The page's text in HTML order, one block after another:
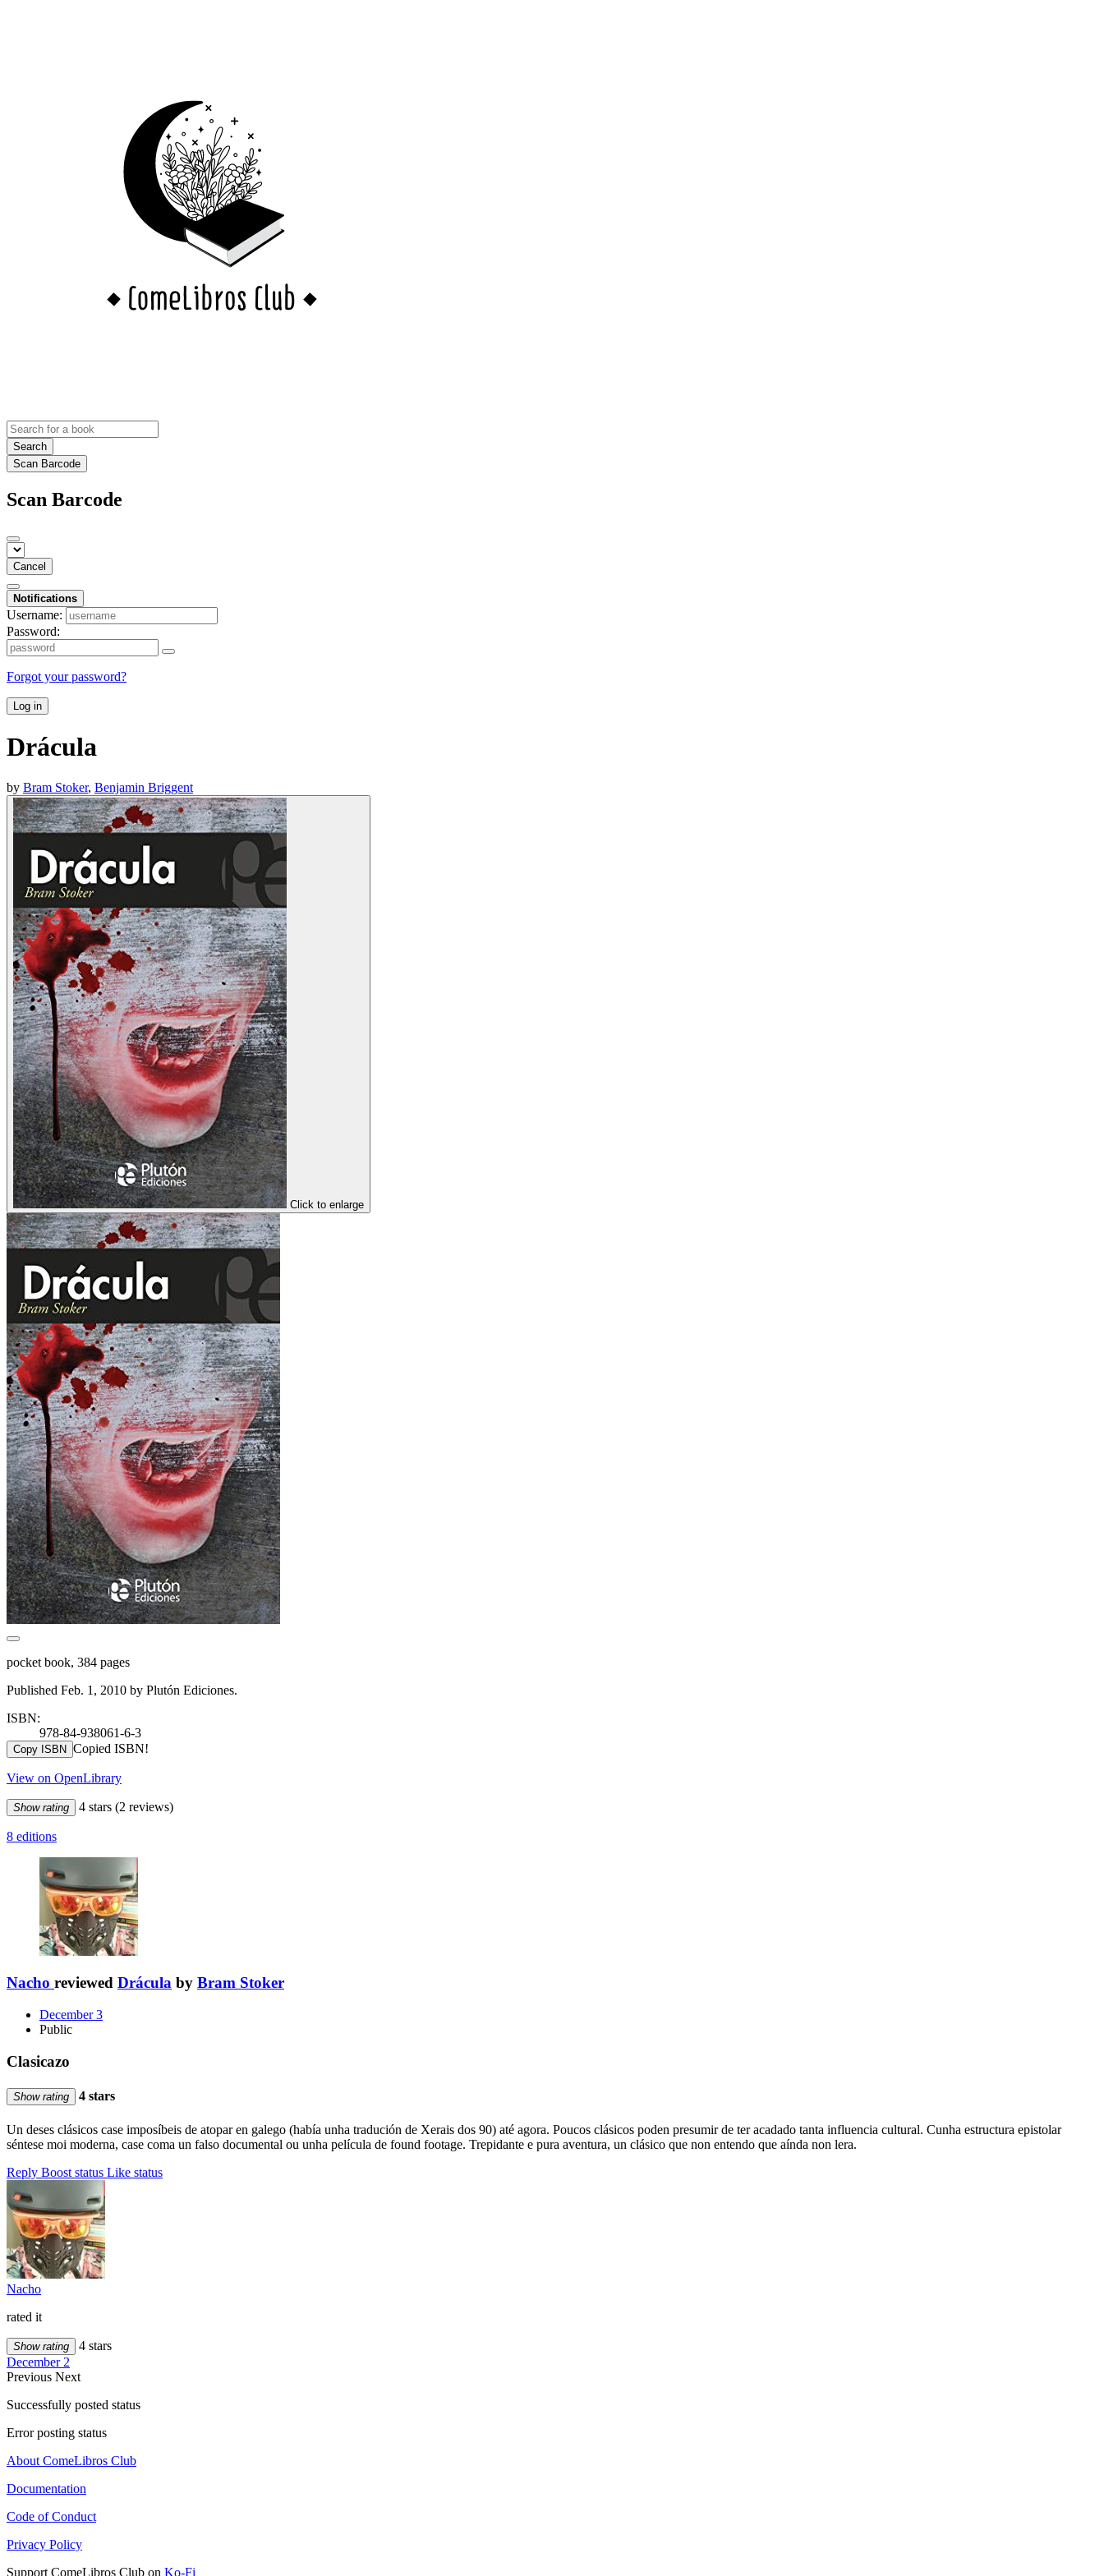
Search
Scan Barcode
Scan Barcode
Cancel
Notifications
Username:
Password:
Forgot your password?
Log in
Drácula
by Bram Stoker, Benjamin Briggent
Click to enlarge
pocket book, 384 pages
Published Feb. 1, 2010 by Plutón Ediciones.
ISBN:
978-84-938061-6-3
Copy ISBN Copied ISBN!
View on OpenLibrary
Show rating 4 stars (2 reviews)
8 editions
Nacho reviewed Drácula by Bram Stoker
December 3
Public
Clasicazo
Show rating 4 stars
Un deses clásicos case imposíbeis de atopar en galego (había unha tradución de Xerais dos 90) até agora. Poucos clásicos poden presumir de ter acadado tanta influencia cultural. Cunha estructura epistolar
séntese moi moderna, case coma un falso documental ou unha película de found footage. Trepidante e pura aventura, un clásico que non entendo que aínda non lera.
Reply Boost status Like status
Nacho
rated it
Show rating
4 stars
December 2
Previous Next
Successfully posted status
Error posting status
About ComeLibros Club
Documentation
Code of Conduct
Privacy Policy
Support ComeLibros Club on Ko-Fi